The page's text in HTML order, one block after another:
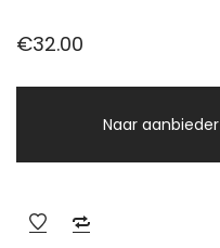
€32.00
Naar aanbieder